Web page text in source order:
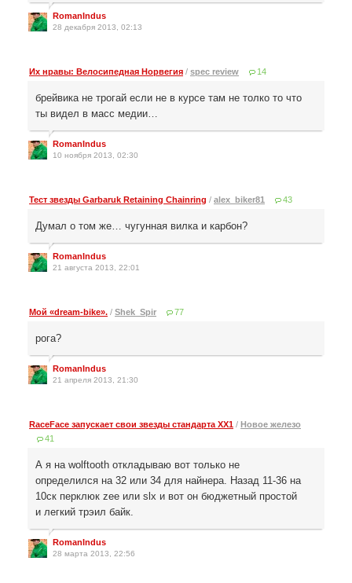
RomanIndus
28 декабря 2013, 02:13
Их нравы: Велосипедная Норвегия / spec review 14
брейвика не трогай если не в курсе там не толко то что
ты видел в масс медии…
RomanIndus
10 ноября 2013, 02:30
Тест звезды Garbaruk Retaining Chainring / alex_biker81 43
Думал о том же… чугунная вилка и карбон?
RomanIndus
21 августа 2013, 22:01
Мой «dream-bike». / Shek_Spir 77
рога?
RomanIndus
21 апреля 2013, 21:30
RaceFace запускает свои звезды стандарта XX1 / Новое железо
41
А я на wolftooth откладываю вот только не
определился на 32 или 34 для найнера. Назад 11-36 на
10ск перклюк zee или slx и вот он бюджетный простой
и легкий трэил байк.
RomanIndus
28 марта 2013, 22:56